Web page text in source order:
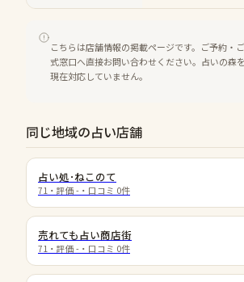
こちらは店舗情報の掲載ページです。ご予約・
式窓口へ直接お問い合わせください。占いの森
現在対応していません。
同じ地域の占い店舗
占い処･ねこのて
71 ・評価 - ・口コミ 0件
売れても占い商店街
71 ・評価 - ・口コミ 0件